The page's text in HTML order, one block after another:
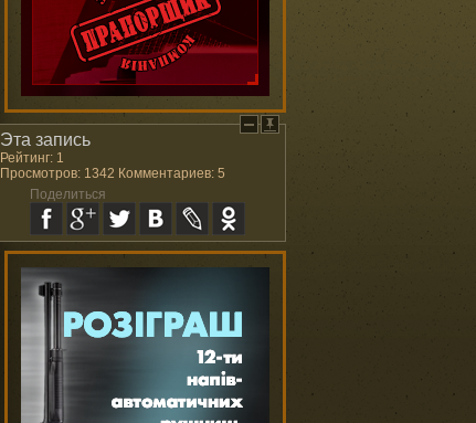
Эта запись
Рейтинг: 1
Просмотров: 1342 Комментариев: 5
Поделиться